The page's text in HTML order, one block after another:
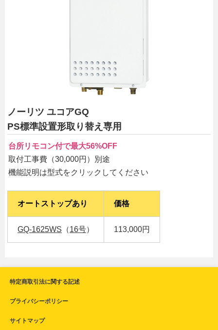
ノーリツ ユコアGQ
PS標準設置形取り替え専用
台所リモコン付で最大56%OFF
取付工事費（30,000円）別途
機能説明は型式をクリックしてください
オートストップあり 価格
GQ-1625WS （16号） 113,000円
特定商取引法に関する記述
プライバシーポリシー
サイトマップ